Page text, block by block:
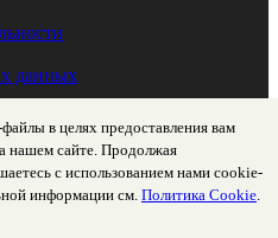
в целях предоставления вам
нашем сайте. Продолжая
с использованием нами cookie-
информации см. Политика Cookie.
данных